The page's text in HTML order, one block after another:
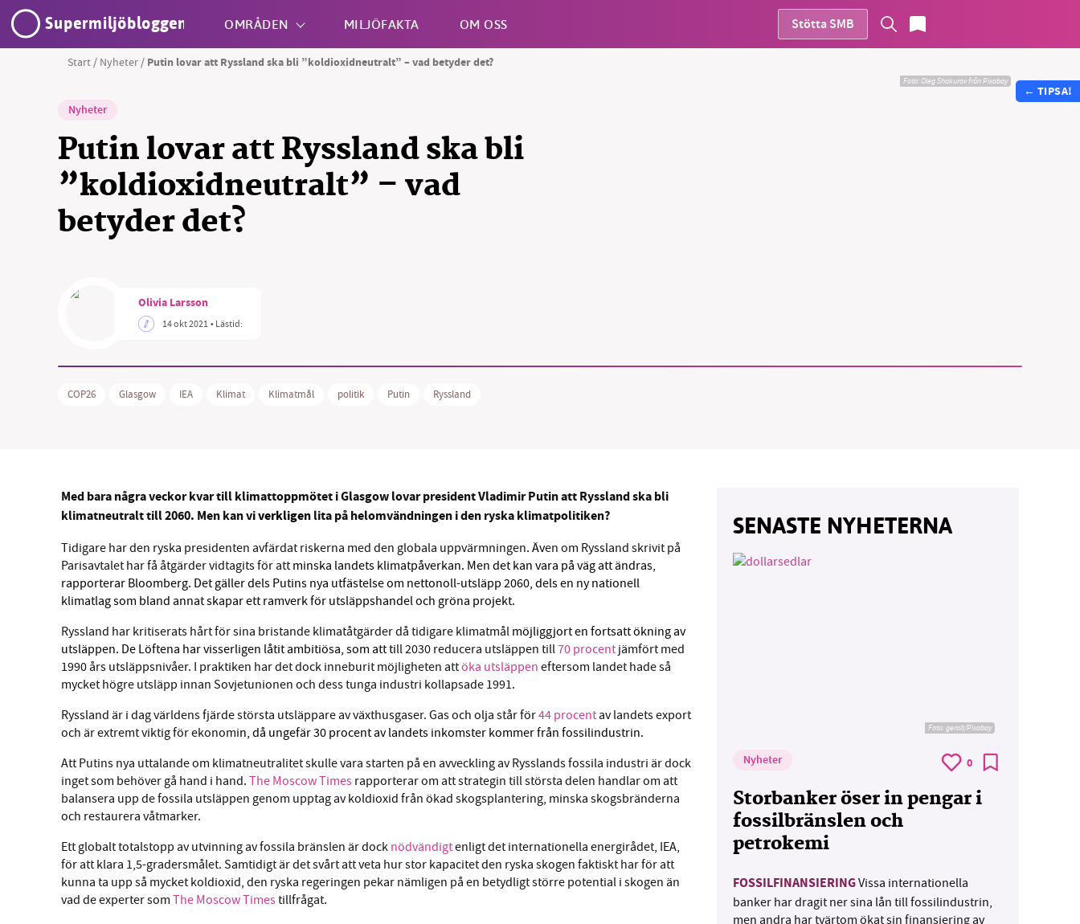
Supermiljöbloggen OMRÅDEN MILJÖFAKTA OM OSS Stötta SMB
Start / Nyheter / Putin lovar att Ryssland ska bli ”koldioxidneutralt” – vad betyder det?
Nyheter
Putin lovar att Ryssland ska bli
”koldioxidneutralt” – vad
betyder det?
Foto: Oleg Shakurov från Pixabay
Olivia Larsson
14 okt 2021• Lästid:
COP26 Glasgow IEA Klimat Klimatmål politik Putin Ryssland
Med bara några veckor kvar till klimattoppmötet i Glasgow lovar president Vladimir Putin att Ryssland ska bli
klimatneutralt till 2060. Men kan viverkligenlita på helomvändningen i den ryska klimatpolitiken?
Tidigare har den ryska presidenten avfärdat riskerna med den globala uppvärmningen. Även om Ryssland skrivit på
Parisavtalet har få åtgärder vidtagits för att minska landets klimatpåverkan. Men det kan vara på väg att ändras,
rapporterar Bloomberg. Det gäller dels Putins nya utfästelse om nettonoll-utsläpp 2060, dels en ny nationell
klimatlag som bland annat skapar ett ramverk för utsläppshandel och gröna projekt.
Ryssland har kritiserats hårt för sina bristande klimatåtgärder då tidigare klimatmål möjliggjort en fortsatt ökning av
utsläppen. De Löftena har visserligen låtit ambitiösa, som att till 2030 reducera utsläppen till70 procent jämfört med
1990 års utsläppsnivåer. I praktiken har det dock inneburit möjligheten attöka utsläppen eftersom landet hade så
mycket högre utsläpp innan Sovjetunionen och dess tunga industri kollapsade 1991.
Ryssland är i dag världens fjärde största utsläppare av växthusgaser. Gas och olja står för44 procentav landets export
och är extremt viktig för ekonomin, då ungefär 30 procent av landets inkomster kommer från fossilindustrin.
Att Putins nya uttalande om klimatneutralitet skulle vara starten på en avveckling av Rysslands fossila industri är dock
inget som behöver gå hand i hand. The Moscow Times rapporterar om att strategin till största delen handlar om att
balansera upp de fossila utsläppen genom upptag av koldioxid från ökad skogsplantering, minska skogsbränderna
och restaurera våtmarker.
Ett globalt totalstopp av utvinning av fossila bränslen är dock nödvändigtenligt det internationella energirådet, IEA,
för att klara 1,5-gradersmålet. Samtidigt är det svårt att veta hur stor kapacitet den ryska skogen faktiskt har för att
kunna ta upp så mycket koldioxid, den ryska regeringen pekar nämligen på en betydligt större potential i skogen än
vad de experter som The Moscow Timestillfrågat.
SENASTE NYHETERNA
Foto:geralt/Pixabay
Nyheter 0
Storbanker öser in pengar i
fossilbränslen och
petrokemi
FOSSILFINANSIERINGVissa internationella
banker har dragit ner sina lån till fossilindustrin,
men andra har tvärtom ökat sin finansiering av
← TIPSA!
1231368703